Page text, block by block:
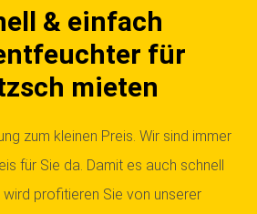
& einfach
für
mieten
zum kleinen Preis. Wir sind immer
für Sie da. Damit es auch schnell
profitieren Sie von unserer